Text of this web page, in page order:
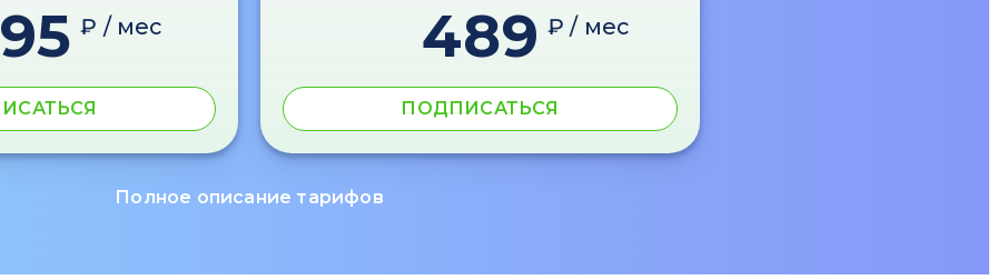
₽ / мес 489 ₽ / мес
ПОДПИСАТЬСЯ
Полное описание тарифов